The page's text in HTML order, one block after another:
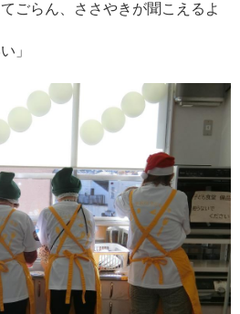
ごらん、ささやきが聞こえるよ
」